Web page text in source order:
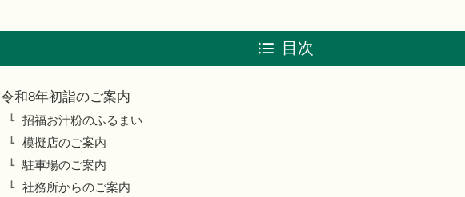
目次
令和8年初詣のご案内
招福お汁粉のふるまい
模擬店のご案内
駐車場のご案内
社務所からのご案内